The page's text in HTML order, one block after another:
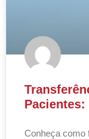
Pacientes:
Conheça como